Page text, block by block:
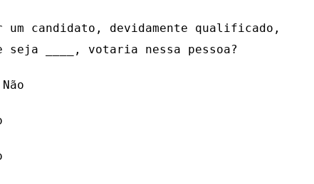
um candidato, devidamente qualificado,
____, votaria nessa pessoa?